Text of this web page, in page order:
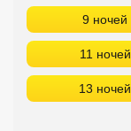
9 ночей
11 ночей
13 ночей